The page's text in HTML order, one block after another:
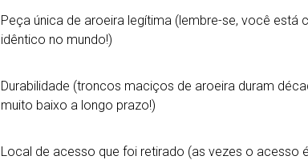
Peça única de aroeira legítima (lembre-se, você
idêntico no mundo!)
Durabilidade (troncos maciços de aroeira duram
muito baixo a longo prazo!)
Local de acesso que foi retirado (as vezes o acesso